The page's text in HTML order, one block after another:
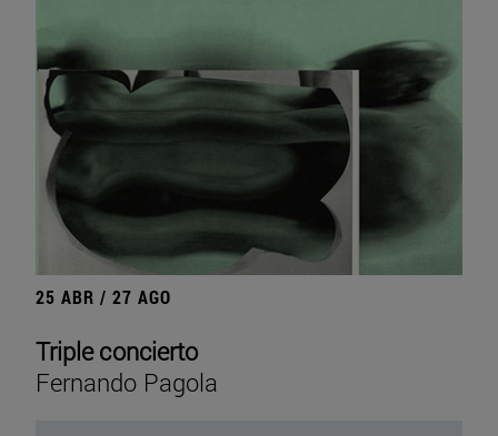
25 ABR / 27 AGO
Triple concierto
Fernando Pagola